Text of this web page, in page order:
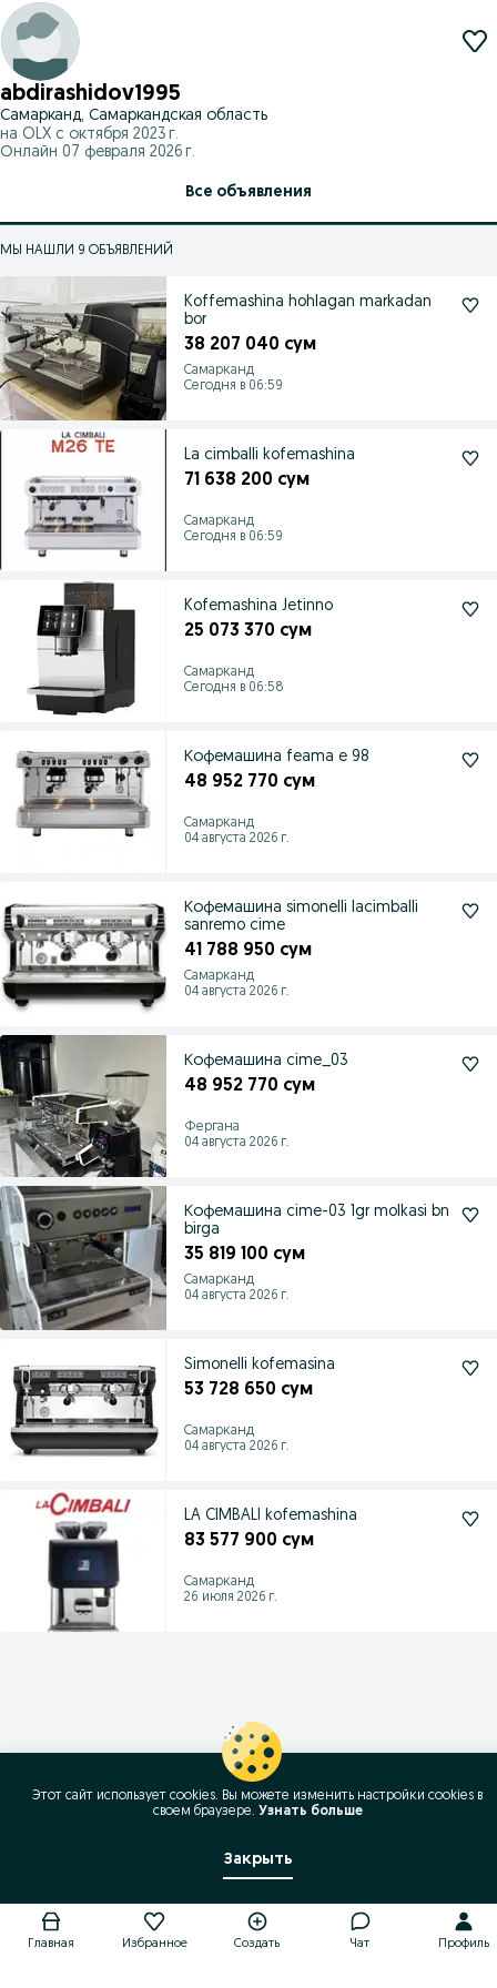
abdirashidov1995
Самарканд, Самаркандская область
на OLX с октября 2023 г.
Онлайн 07 февраля 2026 г.
Все объявления
МЫ НАШЛИ 9 ОБЪЯВЛЕНИЙ
Koffemashina hohlagan markadan
bor
38 207 040 сум
Самарканд
Сегодня в 06:59
La cimballi kofemashina
71 638 200 сум
Самарканд
Сегодня в 06:59
Kofemashina Jetinno
25 073 370 сум
Самарканд
Сегодня в 06:58
Кофемашина feama e 98
48 952 770 сум
Самарканд
04 августа 2026 г.
Кофемашина simonelli lacimballi
sanremo cime
41 788 950 сум
Самарканд
04 августа 2026 г.
Кофемашина cime_03
48 952 770 сум
Фергана
04 августа 2026 г.
Кофемашина cime-03 1gr molkasi bn
birga
35 819 100 сум
Самарканд
04 августа 2026 г.
Simonelli kofemasina
53 728 650 сум
Самарканд
04 августа 2026 г.
LA CIMBALI kofemashina
83 577 900 сум
Самарканд
26 июля 2026 г.
Главная Избранное Создать Чат Профиль
Этот сайт использует cookies. Вы можете изменить настройки cookies в
своeм браузере. Узнать больше
Закрыть